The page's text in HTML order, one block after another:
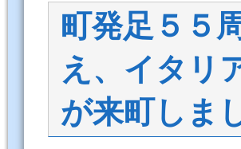
町発足５５
え、イタリ
が来町しま